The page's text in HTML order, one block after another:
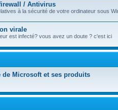
/ Antivirus
à la sécurité de votre ordinateur sous
virale
est infecté? vous avez un doute ? c'est ici
de Microsoft et ses produits